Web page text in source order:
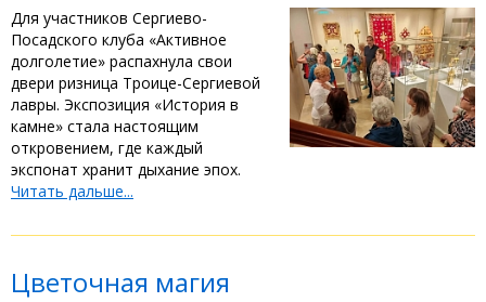
‎Для участников Сергиево-
Посадского клуба «Активное
долголетие» распахнула свои
двери ризница Троице-Сергиевой
лавры. Экспозиция «История в
камне» стала настоящим
откровением, где каждый
экспонат хранит дыхание эпох. ‎ ‎
Читать дальше...
Цветочная магия